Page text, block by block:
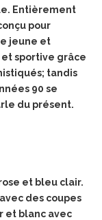
Entièrement
pour
jeune et
sportive grâce
tandis
90 se
du présent.
et bleu clair.
des coupes
et blanc avec